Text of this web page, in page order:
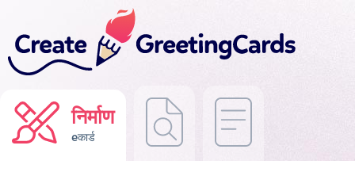
निर्माण
eकार्ड